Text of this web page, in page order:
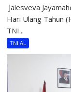
Jalesveva
Hari Ulang Tahun
TNI...
TNI AL